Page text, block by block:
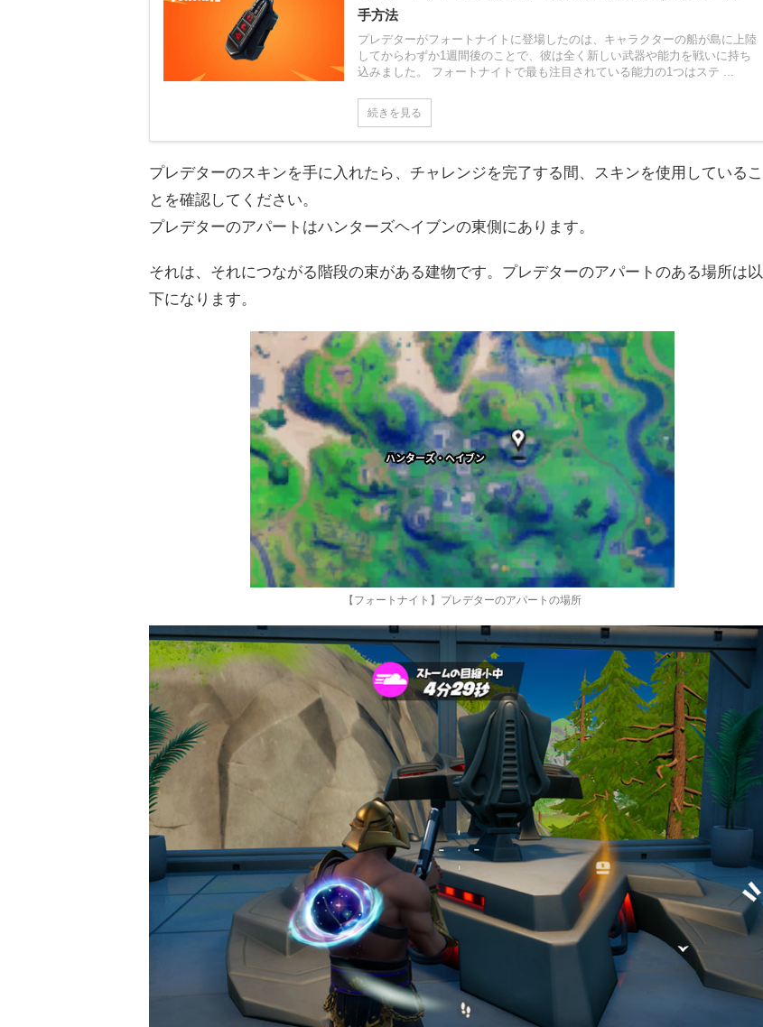
手方法
プレデターがフォートナイトに登場したのは、キャラクターの船が島に上陸
してからわずか1週間後のことで、彼は全く新しい武器や能力を戦いに持ち
込みました。 フォートナイトで最も注目されている能力の1つはステ ...
続きを見る
プレデターのスキンを手に入れたら、チャレンジを完了する間、スキンを使用しているこ
とを確認してください。
プレデターのアパートはハンターズヘイブンの東側にあります。
それは、それにつながる階段の束がある建物です。プレデターのアパートのある場所は以
下になります。
【フォートナイト】プレデターのアパートの場所